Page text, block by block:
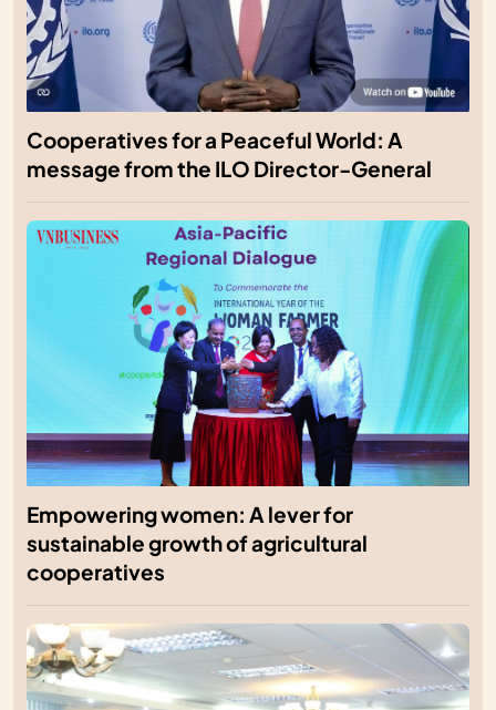
Cooperatives for a Peaceful World: A
message from the ILO Director-General
Empowering women: A lever for
sustainable growth of agricultural
cooperatives